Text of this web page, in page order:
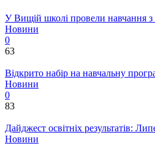
У Вищій школі провели навчання з
Новини
0
63
Відкрито набір на навчальну
Новини
0
83
Дайджест освітніх результатів:
Новини